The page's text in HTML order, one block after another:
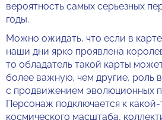
вероятность самых серьезных
годы.
Можно ожидать, что если в
наши дни ярко проявлена
то обладатель такой карты
более важную, чем другие, роль
с продвижением эволюционных
Персонаж подключается к
космического масштаба,